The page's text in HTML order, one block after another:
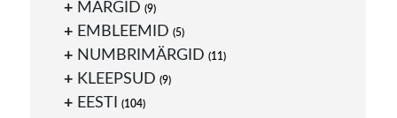
MÄRGID (9)
EMBLEEMID (5)
NUMBRIMÄRGID (11)
KLEEPSUD (9)
EESTI (104)